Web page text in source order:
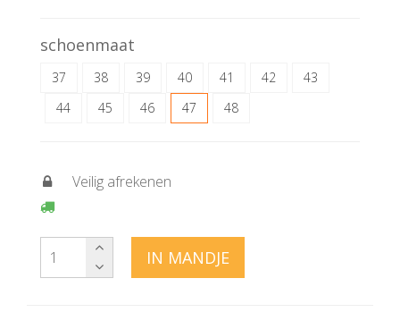
schoenmaat
37 38 39 40 41 42
43
44
45 46 47 48
Veilig afrekenen
IN MANDJE